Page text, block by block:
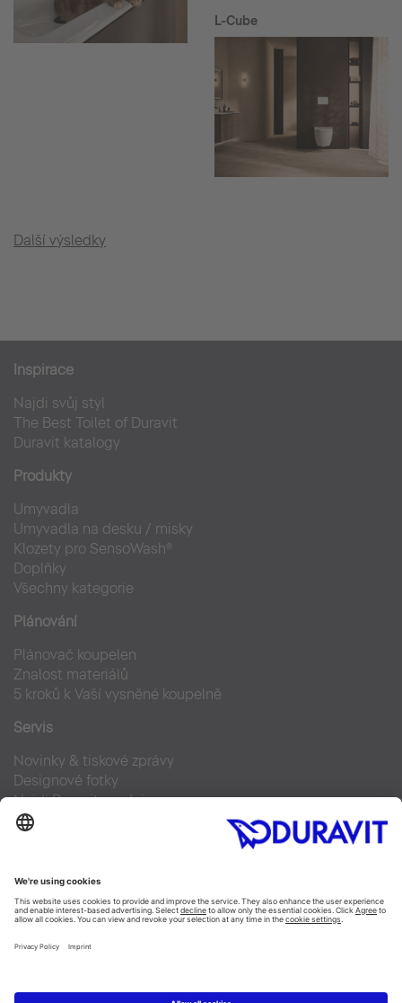
L-Cube
Další výsledky
Inspirace
Najdi svůj styl
The Best Toilet of Duravit
Duravit katalogy
Produkty
Umyvadla
Umyvadla na desku / misky
Klozety pro SensoWash®
Doplňky
Všechny kategorie
Plánování
Plánovač koupelen
Znalost materiálů
5 kroků k Vaší vysněné koupelně
Servis
Novinky & tiskové zprávy
Designové fotky
Najdi Duravit prodejce
Často kladené otázky
Facebook
Instagram
Pinterest
Blog
Linked In